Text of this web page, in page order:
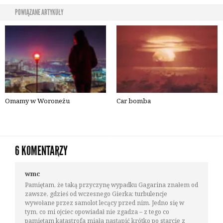
POWIĄZANE ARTYKUŁY
Omamy w Woroneżu Car bomba
6 KOMENTARZY
wmc
Pamiętam, że taką przyczynę wypadku Gagarina znałem od
zawsze, gdzieś od wczesnego Gierka: turbulencje
wywołane przez samolot lecący przed nim. Jedno się w
tym, co mi ojciec opowiadał nie zgadza – z tego co
pamiętam katastrofa miała nastąpić krótko po starcie z